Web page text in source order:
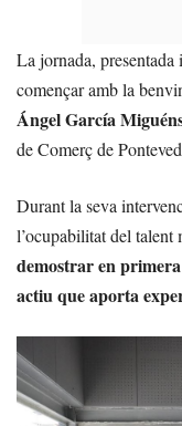
La jornada,
començar amb la
Ángel García
de Comerç de
Durant la seva
l’ocupabilitat del talent
demostrar en
actiu que aporta